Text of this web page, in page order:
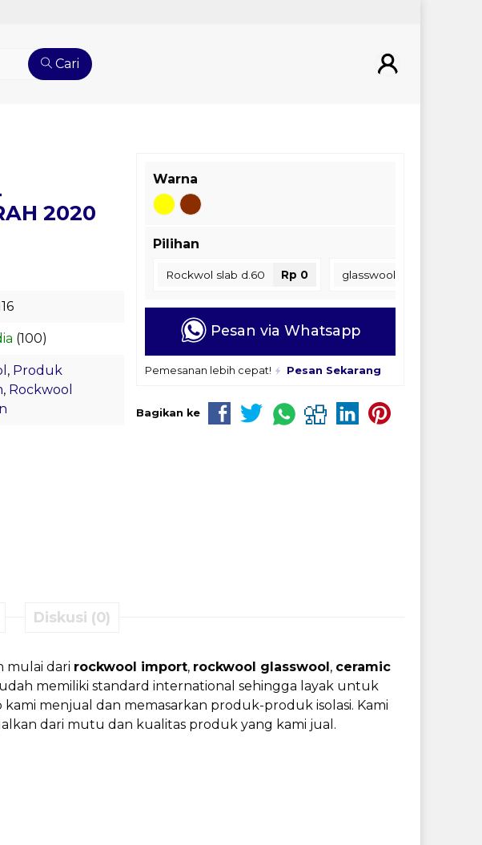
Cari
2020
(100)
, Produk
, Rockwool
Warna
Pilihan
Rockwol slab d.60 Rp 0 glasswool Blanket D.16
Pesan via Whatsapp
Pemesanan lebih cepat! Pesan Sekarang
Bagikan ke
Diskusi (0)
mulai dari rockwool import, rockwool glasswool, ceramic
memiliki standard international sehingga layak untuk
menjual dan memasarkan produk-produk isolasi. Kami
dari mutu dan kualitas produk yang kami jual.